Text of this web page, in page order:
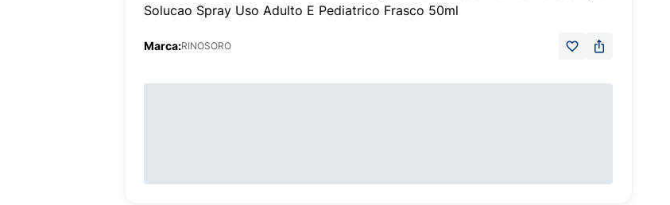
Solucao Spray Uso Adulto E Pediatrico Frasco 50ml
Marca:RINOSORO